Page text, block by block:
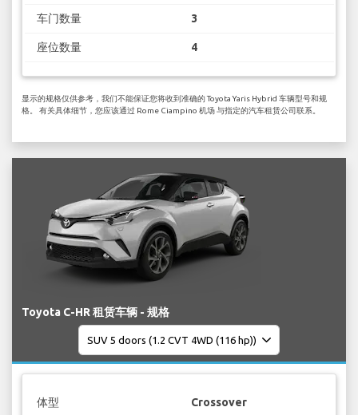
车门数量 3
座位数量 4
显示的规格仅供参考，我们不能保证您将收到准确的 Toyota Yaris Hybrid 车辆型号和规
格。 有关具体细节，您应该通过 Rome Ciampino 机场 与指定的汽车租赁公司联系。
Toyota C-HR 租赁车辆 - 规格
体型 Crossover